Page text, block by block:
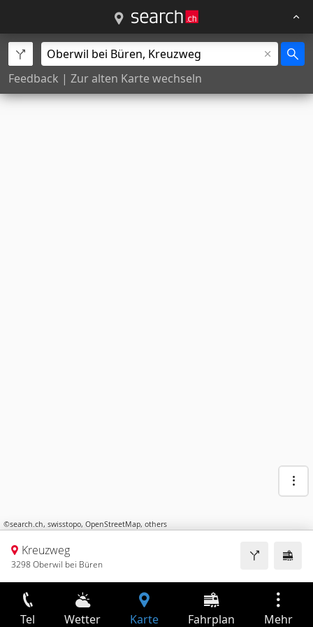
Feedback | Zur alten Karte wechseln
©search.ch, swisstopo, OpenStreetMap, others
Kreuzweg
3298 Oberwil bei Büren
Tel Wetter Karte Fahrplan Mehr